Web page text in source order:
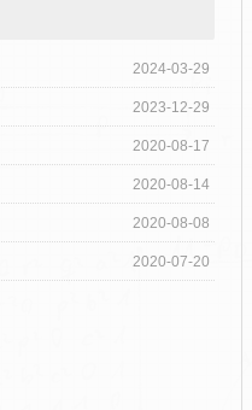
2024-03-29
2023-12-29
2020-08-17
2020-08-14
2020-08-08
2020-07-20